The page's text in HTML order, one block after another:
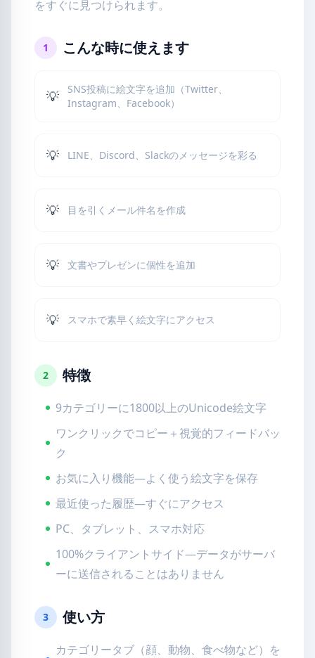
をすぐに見つけられます。
1 こんな時に使えます
💡
SNS投稿に絵文字を追加（Twitter、
Instagram、Facebook）
💡 LINE、Discord、Slackのメッセージを彩る
💡 目を引くメール件名を作成
💡 文書やプレゼンに個性を追加
💡 スマホで素早く絵文字にアクセス
2 特徴
9カテゴリーに1800以上のUnicode絵文字
ワンクリックでコピー＋視覚的フィードバッ
ク
お気に入り機能—よく使う絵文字を保存
最近使った履歴—すぐにアクセス
PC、タブレット、スマホ対応
100%クライアントサイド—データがサーバ
ーに送信されることはありません
3 使い方
カテゴリータブ（顔、動物、食べ物など）を